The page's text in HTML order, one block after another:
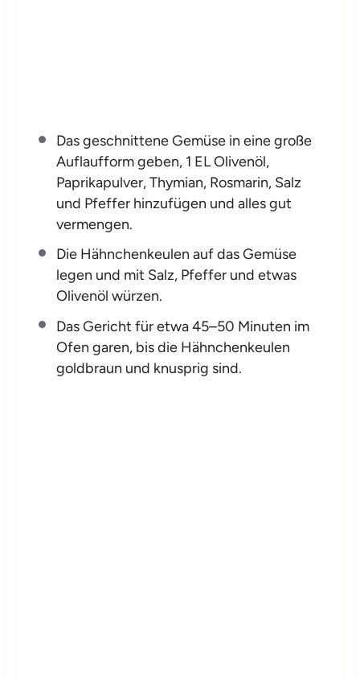
Das geschnittene Gemüse in eine große
Auflaufform geben, 1 EL Olivenöl,
Paprikapulver, Thymian, Rosmarin, Salz
und Pfeffer hinzufügen und alles gut
vermengen.
Die Hähnchenkeulen auf das Gemüse
legen und mit Salz, Pfeffer und etwas
Olivenöl würzen.
Das Gericht für etwa 45–50 Minuten im
Ofen garen, bis die Hähnchenkeulen
goldbraun und knusprig sind.